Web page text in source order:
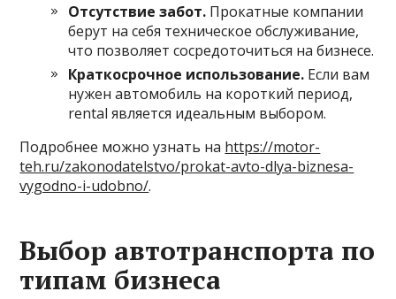
Отсутствие забот. Прокатные компании
берут на себя техническое обслуживание,
что позволяет сосредоточиться на бизнесе.
Краткосрочное использование. Если вам
нужен автомобиль на короткий период,
rental является идеальным выбором.
Подробнее можно узнать на https://motor-
teh.ru/zakonodatelstvo/prokat-avto-dlya-biznesa-
vygodno-i-udobno/.
Выбор автотранспорта по
типам бизнеса